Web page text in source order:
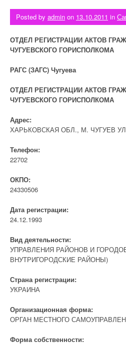
Posted by admin on 13.10.2011 in
ОТДЕЛ РЕГИСТРАЦИИ АКТОВ
ЧУГУЕВСКОГО ГОРИСПОЛКОМА
РАГС (ЗАГС) Чугуева
ОТДЕЛ РЕГИСТРАЦИИ АКТОВ
ЧУГУЕВСКОГО ГОРИСПОЛКОМА
Адрес:
ХАРЬКОВСКАЯ ОБЛ., М. ЧУГУЕВ
Телефон:
22702
ОКПО:
24330506
Дата регистрации:
24.12.1993
Вид деятельности:
УПРАВЛЕНИЯ РАЙОНОВ И
ВНУТРИГОРОДСКИЕ РАЙОНЫ)
Страна регистрации:
УКРАИНА
Организационная форма:
ОРГАН МЕСТНОГО
Форма собственности: